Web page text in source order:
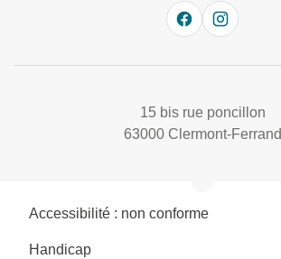
15 bis rue poncillon
63000 Clermont-Ferrand
Accessibilité : non conforme
Handicap